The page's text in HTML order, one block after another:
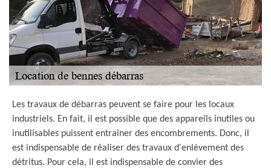
Les travaux de débarras peuvent se faire pour les locaux
industriels. En fait, il est possible que des appareils inutiles ou
inutilisables puissent entraîner des encombrements. Donc, il
est indispensable de réaliser des travaux d'enlèvement des
détritus. Pour cela, il est indispensable de convier des